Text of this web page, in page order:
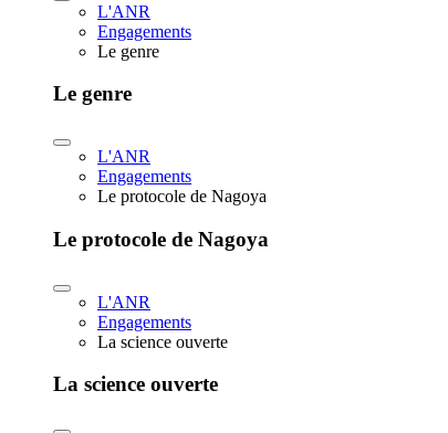
L'ANR
Engagements
Le genre
Le genre
L'ANR
Engagements
Le protocole de Nagoya
Le protocole de Nagoya
L'ANR
Engagements
La science ouverte
La science ouverte